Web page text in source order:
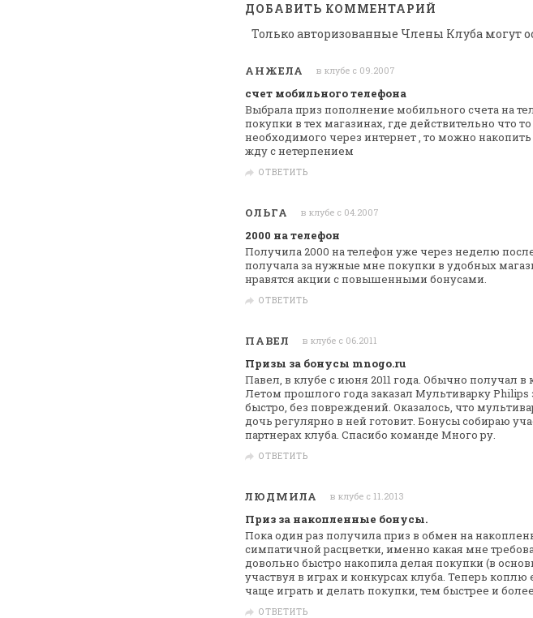
ДОБАВИТЬ КОММЕНТАРИЙ
Только авторизованные Члены Клуба могут
АНЖЕЛА в клубе с 09.2007
счет мобильного телефона
Выбрала приз пополнение мобильного счета на
покупки в техмагазинах, где действительно что
необходимого через интернет , то можно накопить
жду с нетерпением
ОТВЕТИТЬ
ОЛЬГА в клубе с 04.2007
2000 на телефон
Получила 2000 на телефон уже через неделю после
получала занужные мне покупки в удобных
нравятся акции с повышенными бонусами.
ОТВЕТИТЬ
ПАВЕЛ в клубе с 06.2011
Призы за бонусы mnogo.ru
Павел, в клубе с июня 2011 года. Обычно получал в
Летом прошлого года заказал Мультиварку Philips
быстро, без повреждений. Оказалось, что
дочь регулярно в ней готовит. Бонусы собираю
партнерах клуба. Спасибо команде Много ру.
ОТВЕТИТЬ
ЛЮДМИЛА в клубе с 11.2013
Приз за накопленные бонусы.
Пока один раз получила приз в обмен на
симпатичной расцветки, именно какая мне
довольно быстро накопила делая покупки (в
участвуя в играхи конкурсах клуба. Теперь
чаще играть и делать покупки, тем быстрее и
ОТВЕТИТЬ